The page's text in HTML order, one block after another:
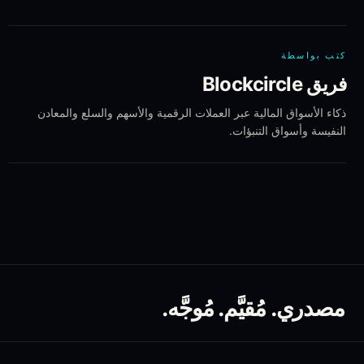
كتب بواسطة
فريق Blockcircle
ذكاء الأسواق المالية عبر العملات الرقمية والأسهم والسلع والمعادن
النفيسة وأسواق التنبؤات.
مصدري. مُقيَّم. مُوجَّه.